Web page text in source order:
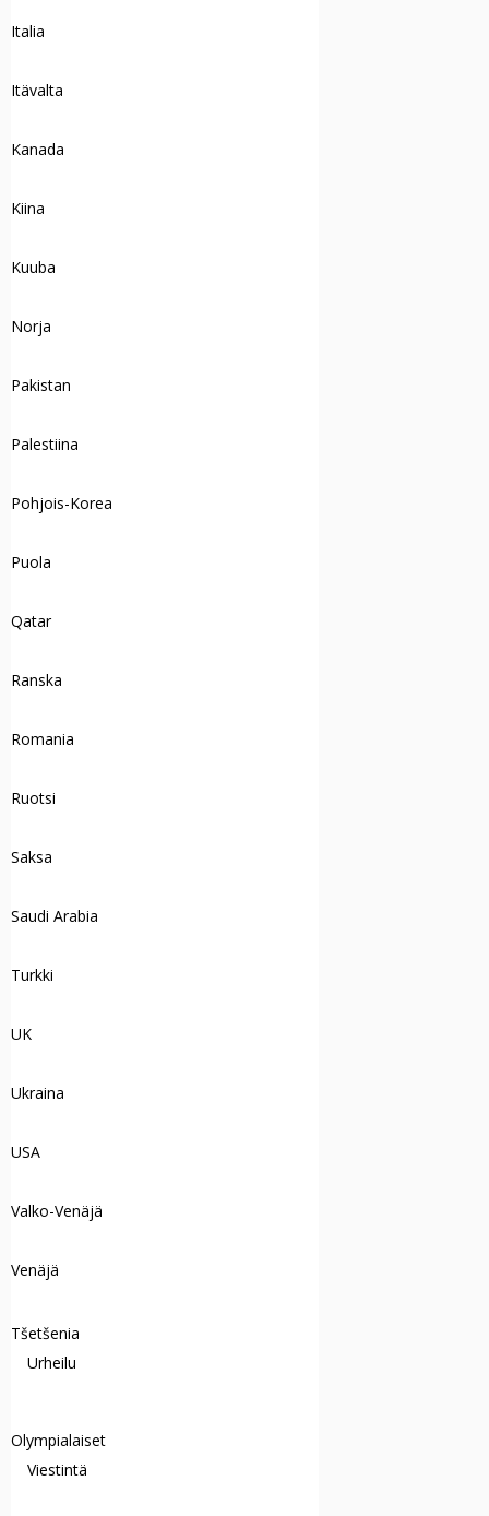
Italia
Itävalta
Kanada
Kiina
Kuuba
Norja
Pakistan
Palestiina
Pohjois-Korea
Puola
Qatar
Ranska
Romania
Ruotsi
Saksa
Saudi Arabia
Turkki
UK
Ukraina
USA
Valko-Venäjä
Venäjä
Tšetšenia
Urheilu
Olympialaiset
Viestintä